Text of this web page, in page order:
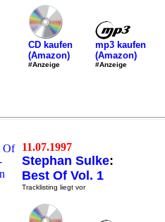
CD kaufen
(Amazon)
#Anzeige
mp3 kaufen
(Amazon)
#Anzeige
11.07.1997
Stephan Sulke:
Best Of Vol. 1
Tracklisting liegt vor